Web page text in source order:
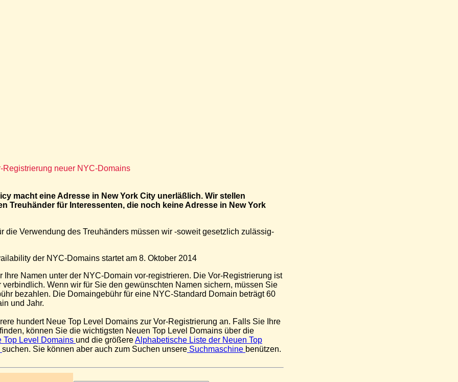
Registrierung neuer NYC-Domains
macht eine Adresse in New York City unerläßlich. Wir stellen
Treuhänder für Interessenten, die noch keine Adresse in New York
die Verwendung des Treuhänders müssen wir -soweit gesetzlich zulässig-
der NYC-Domains startet am 8. Oktober 2014
Ihre Namen unter der NYC-Domain vor-registrieren. Die Vor-Registrierung ist
verbindlich. Wenn wir für Sie den gewünschten Namen sichern, müssen Sie
bezahlen. Die Domaingebühr für eine NYC-Standard Domain beträgt 60
und Jahr.
hundert Neue Top Level Domains zur Vor-Registrierung an. Falls Sie Ihre
können Sie die wichtigsten Neuen Top Level Domains über die
Top Level Domains und die größereAlphabetische Liste der Neuen Top
suchen. Sie können aber auch zum Suchen unsere Suchmaschine benützen.